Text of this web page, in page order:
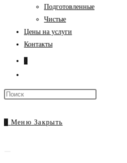
Подготовленные
Чистые
Цены на услуги
Контакты
0
по
сайту
0 Меню Закрыть